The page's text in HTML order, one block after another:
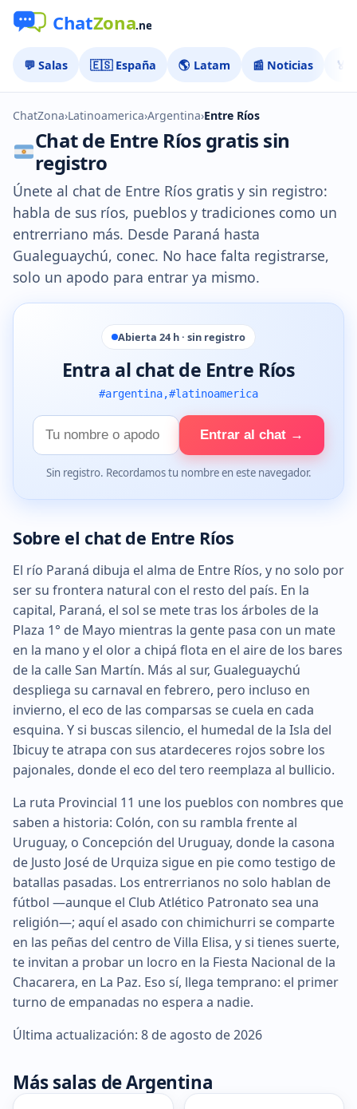
💬 Salas 🇪🇸 España 🌎 Latam 📰 Noticias 🏅
ChatZona›Latinoamerica›Argentina›Entre Ríos
Chat de Entre Ríos gratis sin
registro
Únete al chat de Entre Ríos gratis y sin registro:
habla de sus ríos, pueblos y tradiciones como un
entrerriano más. Desde Paraná hasta
Gualeguaychú, conec. No hace falta registrarse,
solo un apodo para entrar ya mismo.
Abierta 24 h · sin registro
Entra al chat de Entre Ríos
#argentina,#latinoamerica
Tu
nombre
Entrar al chat →
Sin registro. Recordamos tu nombre en este navegador.
Sobre el chat de Entre Ríos
El río Paraná dibuja el alma de Entre Ríos, y no solo por
ser su frontera natural con el resto del país. En la
capital, Paraná, el sol se mete tras los árboles de la
Plaza 1° de Mayo mientras la gente pasa con un mate
en la mano y el olor a chipá flota en el aire de los bares
de la calle San Martín. Más al sur, Gualeguaychú
despliega su carnaval en febrero, pero incluso en
invierno, el eco de las comparsas se cuela en cada
esquina. Y si buscas silencio, el humedal de la Isla del
Ibicuy te atrapa con sus atardeceres rojos sobre los
pajonales, donde el eco del tero reemplaza al bullicio.
La ruta Provincial 11 une los pueblos con nombres que
saben a historia: Colón, con su rambla frente al
Uruguay, o Concepción del Uruguay, donde la casona
de Justo José de Urquiza sigue en pie como testigo de
batallas pasadas. Los entrerrianos no solo hablan de
fútbol —aunque el Club Atlético Patronato sea una
religión—; aquí el asado con chimichurri se comparte
en las peñas del centro de Villa Elisa, y si tienes suerte,
te invitan a probar un locro en la Fiesta Nacional de la
Chacarera, en La Paz. Eso sí, llega temprano: el primer
turno de empanadas no espera a nadie.
Última actualización: 8 de agosto de 2026
Más salas de Argentina